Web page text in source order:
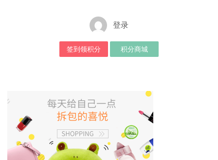
登录
签到领积分 积分商城